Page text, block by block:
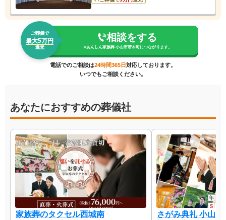
ご葬儀で
最大5万円
還元
相談をする
※あんしん家族葬 小山市若木町につながります。
電話でのご相談は24時間365日対応しております。
いつでもご相談ください。
あなたにおすすめの葬儀社
家族葬のタクセル西城南 さがみ典礼 小山